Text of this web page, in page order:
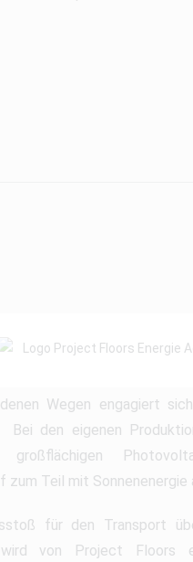
Wegen engagiert
Bei den eigenen
zum Teil mit
für den Transport
wird von Project Floors